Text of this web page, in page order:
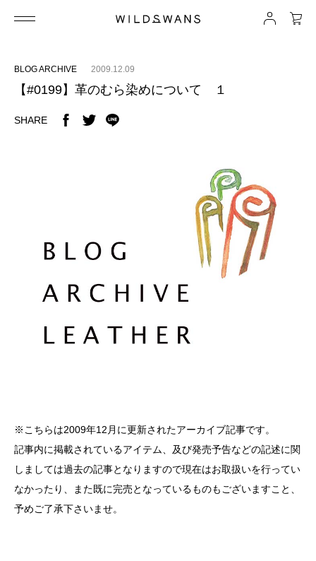
BLOG ARCHIVE 2009.12.09
【#0199】革のむら染めについて １
SHARE
※こちらは2009年12月に更新されたアーカイブ記事です。
記事内に掲載されているアイテム、及び発売予告などの記述に関
しましては過去の記事となりますので現在はお取扱いを行ってい
なかったり、また既に完売となっているものもございますこと、
予めご了承下さいませ。